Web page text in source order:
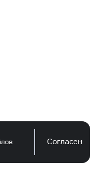
Согласен